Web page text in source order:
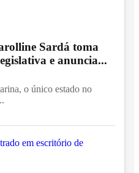
Sardá toma
e anuncia...
o único estado no